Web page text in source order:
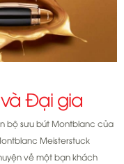
Đại gia
bộ sưu bút Montblanc của
Meisterstuck
về một bạn khách